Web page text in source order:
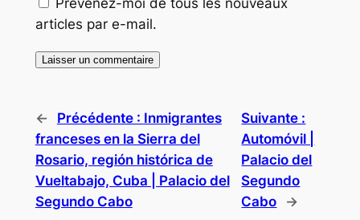
Prévenez-moi de tous les nouveaux
articles par e-mail.
← Précédente : Inmigrantes
franceses en la Sierra del
Rosario, región histórica de
Vueltabajo, Cuba | Palacio del
Segundo Cabo
Suivante :
Automóvil |
Palacio del
Segundo
Cabo
→